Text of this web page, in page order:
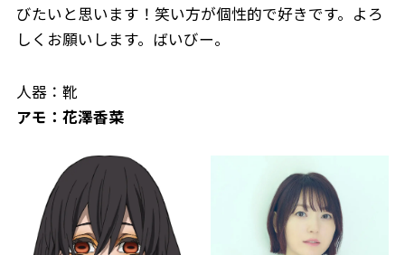
びたいと思います！笑い方が個性的で好きです。よろ
しくお願いします。ばいびー。
人器：靴
アモ：花澤香菜